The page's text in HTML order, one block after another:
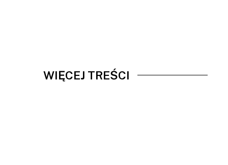
WIĘCEJ TREŚCI